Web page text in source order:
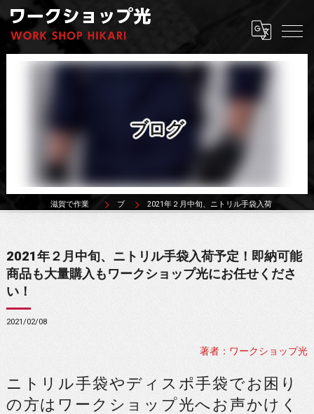
ブログ
ブログ 2021年２月中旬、ニトリル手袋入荷予定！即納可能商品も大量購入もワークショップ光にお任せください！
2021年２月中旬、ニトリル手袋入荷予定！即納可能
商品も大量購入もワークショップ光にお任せくださ
い！
2021/02/08
著者：ワークショップ光
ニトリル手袋やディスポ手袋でお困り
の方はワークショップ光へお声かけく